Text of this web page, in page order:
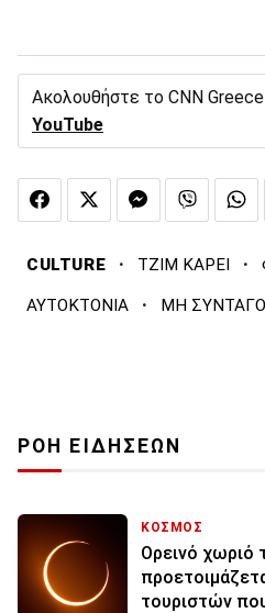
Ακολουθήστε το CNN
YouTube
CULTURE · ΤΖΙΜ ΚΑΡΕΙ ·
ΑΥΤΟΚΤΟΝΙΑ · ΜΗ
ΡΟΗ ΕΙΔΗΣΕΩΝ
ΚΟΣΜΟΣ
Ορεινό χωριό
τουριστών